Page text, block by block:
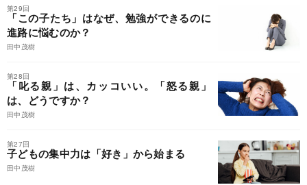
第29回
「この子たち」はなぜ、勉強ができるのに
進路に悩むのか？
田中茂樹
第28回
「叱る親」は、カッコいい。「怒る親」
は、どうですか？
田中茂樹
第27回
子どもの集中力は「好き」から始まる
田中茂樹